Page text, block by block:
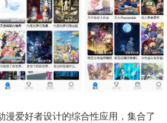
漫爱好者设计的综合性应用，集合了